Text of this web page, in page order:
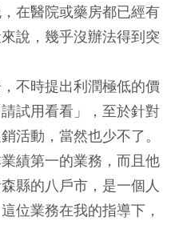
在醫院或藥房都已經有
說，幾乎沒辦法得到突
不時提出利潤極低的價
試用看看」，至於針對
活動，當然也少不了。
績第一的業務，而且他
縣的八戶市，是一個人
位業務在我的指導下，